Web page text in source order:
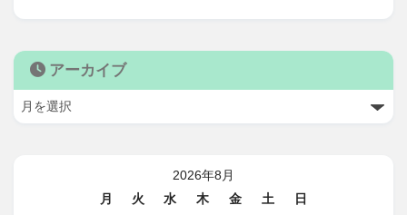
アーカイブ
2026年8月
月
火 水 木 金 土
日